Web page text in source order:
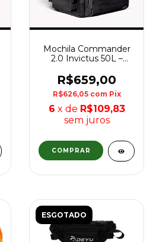
Mochila Commander
2.0 Invictus 50L –
R$659,00
R$626,05 com Pix
6 x de R$109,83
sem juros
ESGOTADO